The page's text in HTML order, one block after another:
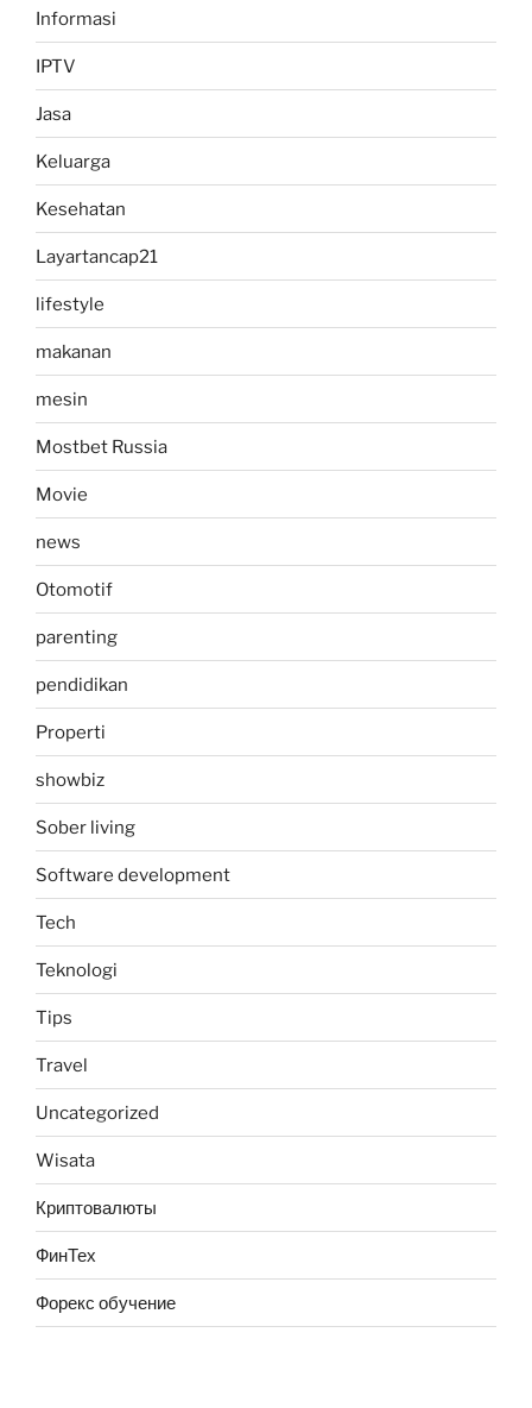
Informasi
IPTV
Jasa
Keluarga
Kesehatan
Layartancap21
lifestyle
makanan
mesin
Mostbet Russia
Movie
news
Otomotif
parenting
pendidikan
Properti
showbiz
Sober living
Software development
Tech
Teknologi
Tips
Travel
Uncategorized
Wisata
Криптовалюты
ФинТех
Форекс обучение